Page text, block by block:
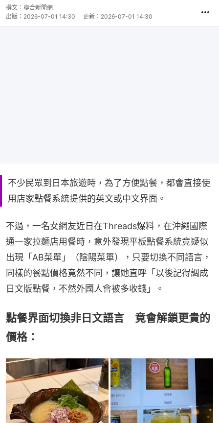
撰文： 聯合新聞網
出版： 2026-07-01 14:30 更新： 2026-07-01 14:30
不少民眾到日本旅遊時，為了方便點餐，都會直接使
用店家點餐系統提供的英文或中文界面。
不過，一名女網友近日在Threads爆料，在沖繩國際
通一家拉麵店用餐時，意外發現平板點餐系統竟疑似
出現「AB菜單」（陰陽菜單），只要切換不同語言，
同樣的餐點價格竟然不同，讓她直呼「以後記得調成
日文版點餐，不然外國人會被多收錢」。
點餐界面切換非日文語言 竟會解鎖更貴的
價格：